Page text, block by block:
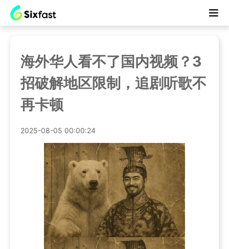
海外华人看不了国内视频？3
招破解地区限制，追剧听歌不
再卡顿
2025-08-05 00:00:24